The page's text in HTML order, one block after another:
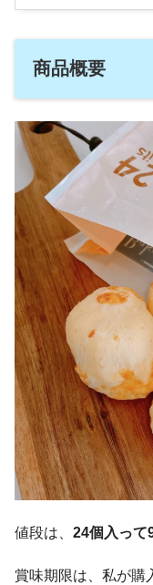
商品概要
値段は、 24個入って
賞味期限は、私が購